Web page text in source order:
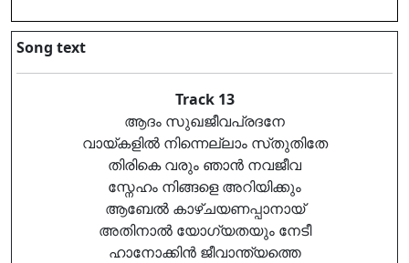
Song text
Track 13
ആദം സുഖജീവപ്രദനേ
വായ്കളിൽ നിന്നെല്ലാം സ്‌തുതിതേ
തിരികെ വരും ഞാൻ നവജീവ
സ്നേഹം നിങ്ങളെ അറിയിക്കും
ആബേൽ കാഴ്ചയണപ്പാനായ്
അതിനാൽ യോഗ്യതയും നേടീ
ഹാനോക്കിൻ ജീവാന്ത്യത്തെ